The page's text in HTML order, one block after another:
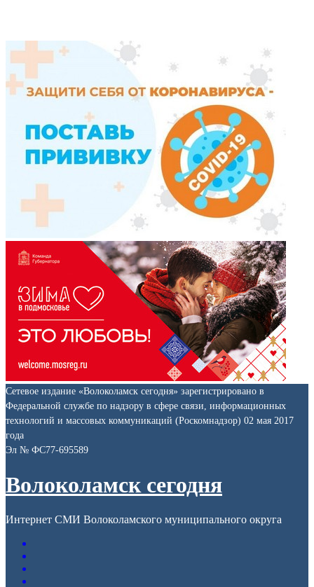
Сетевое издание «Волоколамск сегодня» зарегистрировано в
Федеральной службе по надзору в сфере связи, информационных
технологий и массовых коммуникаций (Роскомнадзор) 02 мая 2017
года
Эл № ФС77-695589
Волоколамск сегодня
Интернет СМИ Волоколамского муниципального округа